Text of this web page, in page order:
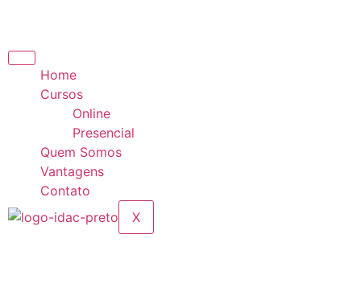
Home
Cursos
Online
Presencial
Quem Somos
Vantagens
Contato
X